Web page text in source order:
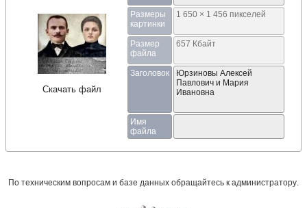
Скачать файл
Размеры
картинки
1 650 × 1 456 пикселей
Размер
файла
657 Кбайт
Заголовок
Юрзиновы Алексей
Павлович и Мария
Ивановна
Имя
файла
По техническим вопросам и базе данных обращайтесь к администратору.